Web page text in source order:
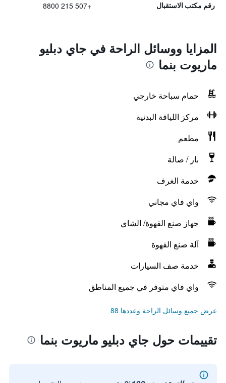
رقم مكتب الاستقبال +507 215 8800
المزايا ووسائل الراحة في جاي دبليو
ماريوت بنما
حمام سباحة خارجي
مركز اللياقة البدنية
مطعم
بار / صالة
خدمة الغرف
واي فاي مجاني
جهاز صنع القهوة/ الشاي
آلة صنع القهوة
خدمة صف السيارات
واي فاي متوفر في جميع المناطق
عرض جميع وسائل الراحة وعددها 88
تقييمات حول جاي دبليو ماريوت بنما